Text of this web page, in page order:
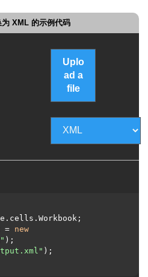
XML 的示例代码
Uplo
ad a
file
=
new
);
);